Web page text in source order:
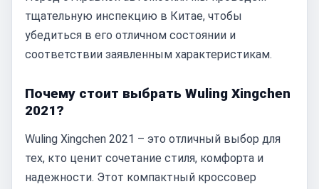
тщательную инспекцию в Китае, чтобы
убедиться в его отличном состоянии и
соответствии заявленным характеристикам.
Почему стоит выбрать Wuling Xingchen
2021?
Wuling Xingchen 2021 – это отличный выбор для
тех, кто ценит сочетание стиля, комфорта и
надежности. Этот компактный кроссовер